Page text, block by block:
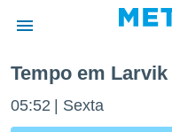
da
Tempo em Larvik
05:52 Sexta